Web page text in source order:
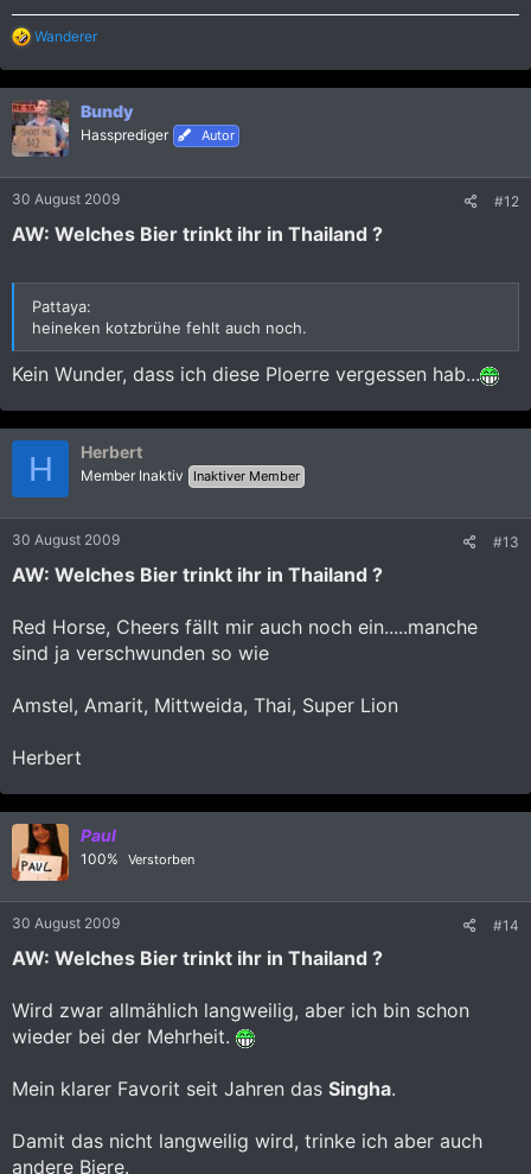
R
a
k
t
i
o
n
:
Wanderer
Bundy
Hassprediger Autor
30 August 2009 #12
AW: Welches Bier trinkt ihr in Thailand ?
Pattaya:
heineken kotzbrühe fehlt auch noch.
Kein Wunder, dass ich diese Ploerre vergessen hab...
H Herbert
Member Inaktiv Inaktiver Member
30 August 2009 #13
AW: Welches Bier trinkt ihr in Thailand ?
Red Horse, Cheers fällt mir auch noch ein.....manche
sind ja verschwunden so wie
Amstel, Amarit, Mittweida, Thai, Super Lion
Herbert
Paul
100% Verstorben
30 August 2009 #14
AW: Welches Bier trinkt ihr in Thailand ?
Wird zwar allmählich langweilig, aber ich bin schon
wieder bei der Mehrheit.
Mein klarer Favorit seit Jahren das Singha.
Damit das nicht langweilig wird, trinke ich aber auch
andere Biere.